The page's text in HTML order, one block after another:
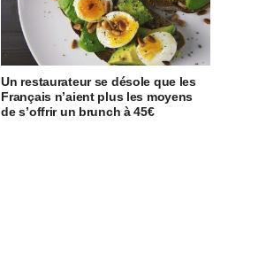
Un restaurateur se désole que les
Français n’aient plus les moyens
de s’offrir un brunch à 45€